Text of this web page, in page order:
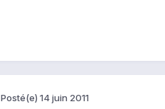
Posté(e) 14 juin 2011